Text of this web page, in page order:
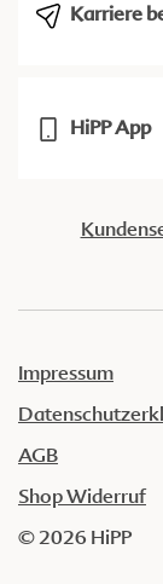
Karriere
HiPP App
Impressum
AGB
Shop Widerruf
© 2026 HiPP